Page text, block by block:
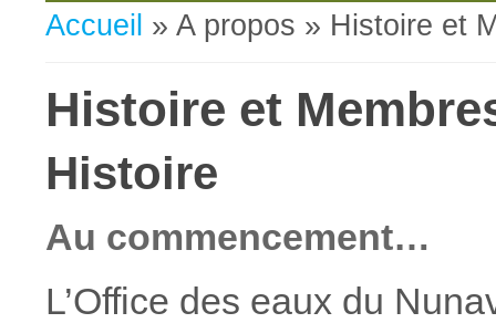
Vous êtes ici
Accueil » A propos » Histoire et
Histoire et
Histoire
Au commencement…
L’Office des eaux du